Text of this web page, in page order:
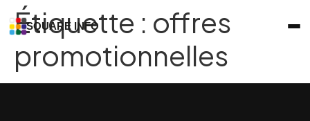
SQUARE INFO
Étiquette : offres
promotionnelles